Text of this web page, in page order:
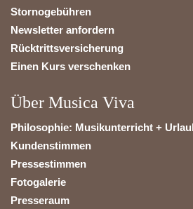
Stornogebühren
Newsletter anfordern
Rücktrittsversicherung
Einen Kurs verschenken
Über Musica Viva
Philosophie: Musikunterricht +
Kundenstimmen
Pressestimmen
Fotogalerie
Presseraum